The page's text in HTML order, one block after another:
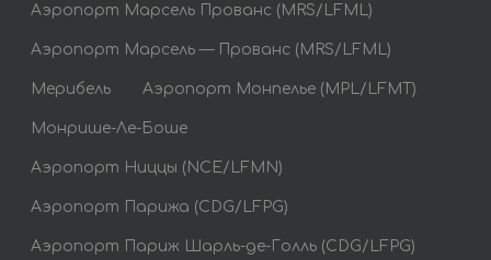
Аэропорт Марсель Прованс (MRS/LFML)
Аэропорт Марсель — Прованс (MRS/LFML)
Мерибель Аэропорт Монпелье (MPL/LFMT)
Монрише-Ле-Боше
Аэропорт Ниццы (NCE/LFMN)
Аэропорт Парижа (CDG/LFPG)
Аэропорт Париж Шарль-де-Голль (CDG/LFPG)